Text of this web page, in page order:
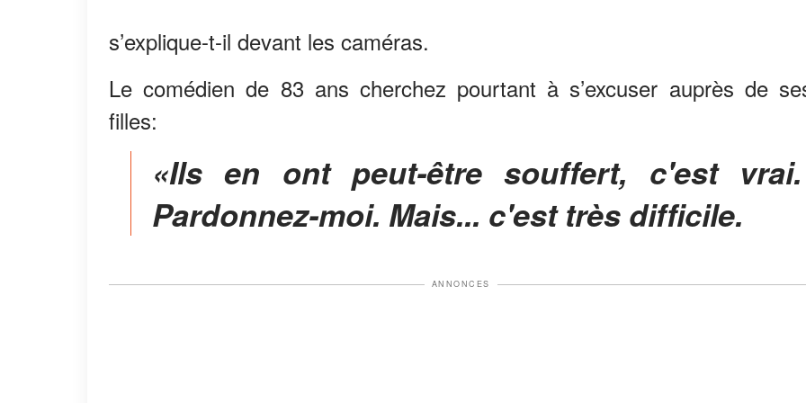
s’explique-t-il devant les caméras.
Le comédien de 83 ans cherchez pourtant à s’excuser auprès de
filles:
«Ils en ont peut-être souffert, c'est vrai.
Pardonnez-moi. Mais... c'est très difficile.
ANNONCES